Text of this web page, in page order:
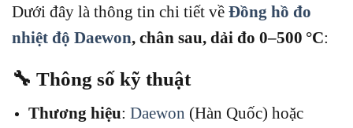
Dưới đây là thông tin chi tiết về Đồng hồ đo
nhiệt độ Daewon, chân sau, dải đo 0–500 °C:
🔧 Thông số kỹ thuật
Thương hiệu: Daewon (Hàn Quốc) hoặc